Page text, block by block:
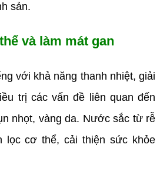
sản.
và làm mát gan
với khả năng thanh nhiệt, giải
trị các vấn đề liên quan đến
nhọt, vàng da. Nước sắc từ rễ
lọc cơ thể, cải thiện sức khỏe